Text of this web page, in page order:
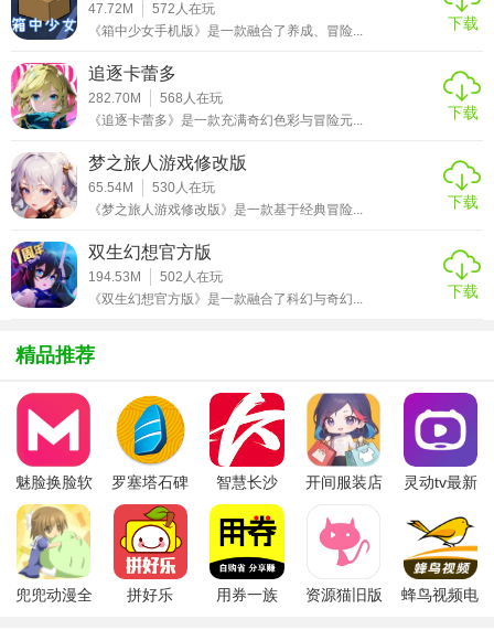
2. 修炼系统：提供多种修炼方式，包括打坐、冥想、修炼功
3. 挑战系统：玩家可以挑战其他玩家或NPC，提升排名和获
得奖励。
【荒古修仙传内置菜单优势】
1. 丰富的剧情和角色设定，让玩家沉浸于修仙世界。
2. 高度自由的玩法，玩家可以根据自己的喜好选择修炼方向
和任务。
《荒古修仙传》以其独特的修仙题材和丰富的游戏内容吸引
了大量玩家。游戏中的角色设定和剧情设计都非常出色，让
玩家能够充分感受到修仙世界的魅力。同时，游戏的玩法也
非常多样化，无论是单人修炼还是多人组队，都能让玩家找
到乐趣。此外，游戏的画面和音效也值得称赞，为玩家带来
了极佳的游戏体验。
47.72M 572 人在玩
《箱中少女手机版》是一款融合了养成、冒险...
下载
追逐卡蕾多
282.70M 568 人在玩
《追逐卡蕾多》是一款充满奇幻色彩与冒险元...
下载
梦之旅人游戏修改版
65.54M 530人在玩
《梦之旅人游戏修改版》是一款基于经典冒险...
下载
双生幻想官方版
194.53M 502 人在玩
《双生幻想官方版》是一款融合了科幻与奇幻...
下载
精品推荐
魅脸换脸软
件
罗塞塔石碑
安卓版
智慧长沙
app
开间服装店
灵动tv最新
兜兜动漫全
拼好乐 用券一族 资源猫旧版
蜂鸟视频电